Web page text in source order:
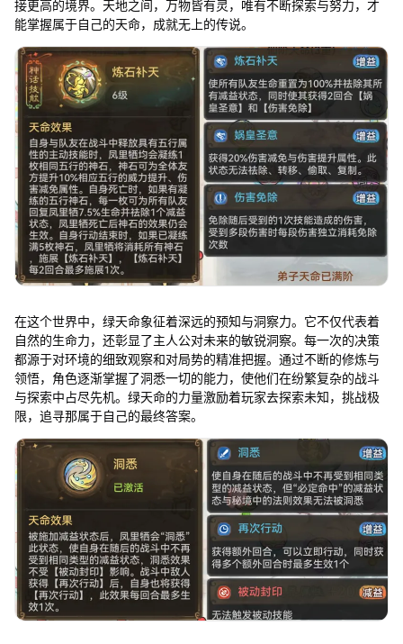
接更高的境界。天地之间，万物皆有灵，唯有不断探索与努力，才
能掌握属于自己的天命，成就无上的传说。
在这个世界中，绿天命象征着深远的预知与洞察力。它不仅代表着
自然的生命力，还彰显了主人公对未来的敏锐洞察。每一次的决策
都源于对环境的细致观察和对局势的精准把握。通过不断的修炼与
领悟，角色逐渐掌握了洞悉一切的能力，使他们在纷繁复杂的战斗
与探索中占尽先机。绿天命的力量激励着玩家去探索未知，挑战极
限，追寻那属于自己的最终答案。